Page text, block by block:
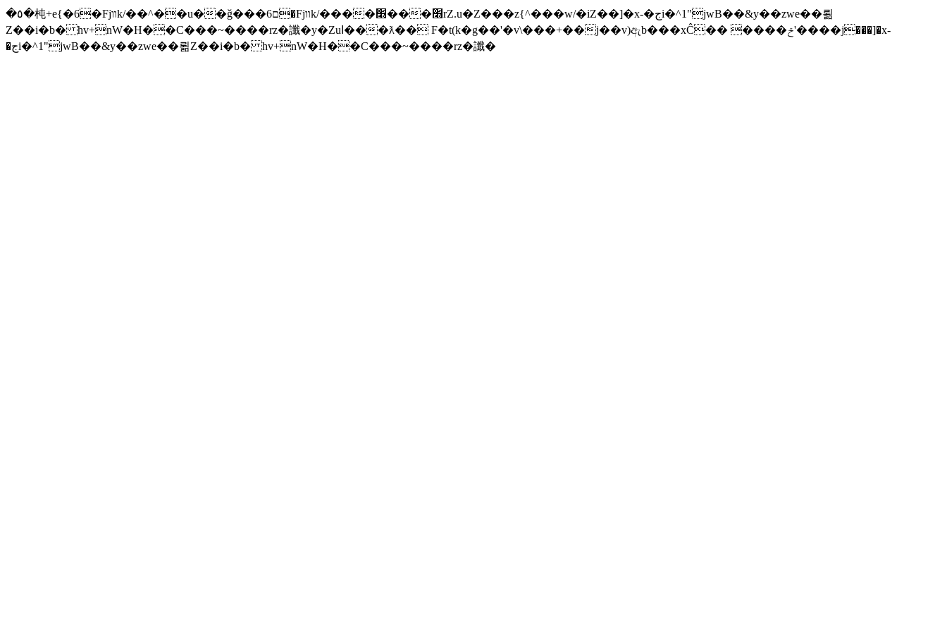
�٥�杶+e{�6�Fjװk/��^��u��ǧ���ם6�Fjװk/����׫���׫rZ.u�Z���z{^���w/�iZ��]�x-�جi�^1"jwB��&y��zwe��뢺
Z��i�b� hv+nW�H��С���~����rz�讖�y�Zuا���ƛ�� F�t(k�g��'�v\���+��j��v)ඇb���xĈ�� ����ݗ'����j���]�x-
�جi�^1"jwB��&y��zwe��뢺Z��i�b� hv+nW�H��С���~����rz�讖�